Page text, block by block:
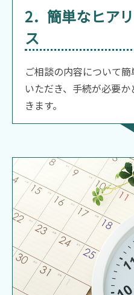
2．簡単なヒア
ス
ご相談の内容について
いただき、手続が必要
きます。